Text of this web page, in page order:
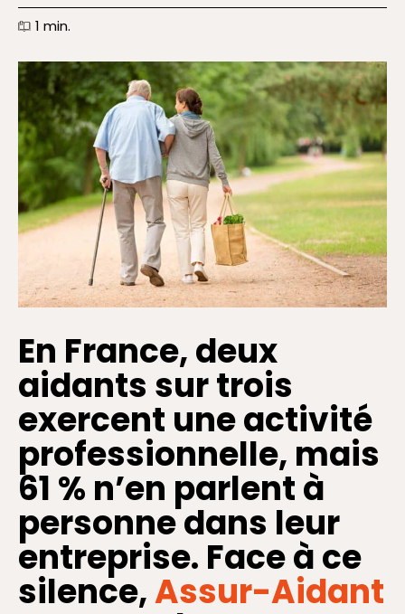
1 min.
En France, deux
aidants sur trois
exercent une activité
professionnelle, mais
61 % n’en parlent à
personne dans leur
entreprise. Face à ce
silence,Assur-Aidant